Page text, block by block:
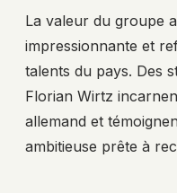
La valeur du groupe
impressionnante et
talents du pays. Des
Florian Wirtz
allemand et
ambitieuse prête à